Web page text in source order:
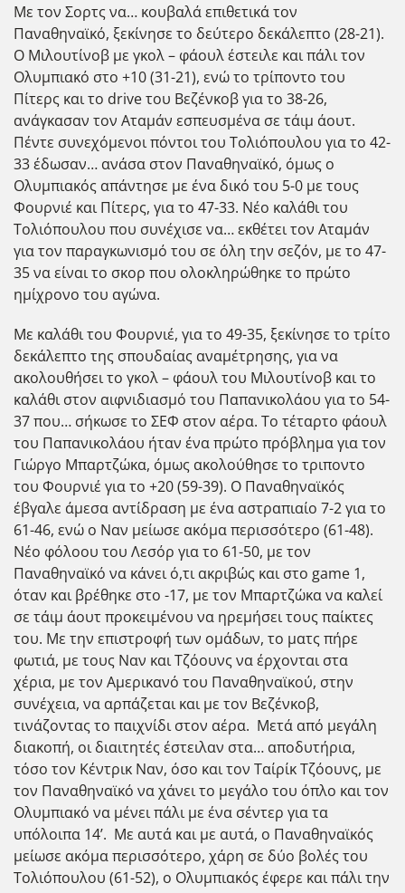
Με τον Σορτς να… κουβαλά επιθετικά τον
Παναθηναϊκό, ξεκίνησε το δεύτερο δεκάλεπτο (28-21).
Ο Μιλουτίνοβ με γκολ – φάουλ έστειλε και πάλι τον
Ολυμπιακό στο +10 (31-21), ενώ το τρίποντο του
Πίτερς και το drive του Βεζένκοβ για το 38-26,
ανάγκασαν τον Αταμάν εσπευσμένα σε τάιμ άουτ.
Πέντε συνεχόμενοι πόντοι του Τολιόπουλου για το 42-
33 έδωσαν… ανάσα στον Παναθηναϊκό, όμως ο
Ολυμπιακός απάντησε με ένα δικό του 5-0 με τους
Φουρνιέ και Πίτερς, για το 47-33. Νέο καλάθι του
Τολιόπουλου που συνέχισε να… εκθέτει τον Αταμάν
για τον παραγκωνισμό του σε όλη την σεζόν, με το 47-
35 να είναι το σκορ που ολοκληρώθηκε το πρώτο
ημίχρονο του αγώνα.
Με καλάθι του Φουρνιέ, για το 49-35, ξεκίνησε το τρίτο
δεκάλεπτο της σπουδαίας αναμέτρησης, για να
ακολουθήσει το γκολ – φάουλ του Μιλουτίνοβ και το
καλάθι στον αιφνιδιασμό του Παπανικολάου για το 54-
37 που… σήκωσε το ΣΕΦ στον αέρα. Το τέταρτο φάουλ
του Παπανικολάου ήταν ένα πρώτο πρόβλημα για τον
Γιώργο Μπαρτζώκα, όμως ακολούθησε το τριποντο
του Φουρνιέ για το +20 (59-39). Ο Παναθηναϊκός
έβγαλε άμεσα αντίδραση με ένα αστραπιαίο 7-2 για το
61-46, ενώ ο Ναν μείωσε ακόμα περισσότερο (61-48).
Νέο φόλοου του Λεσόρ για το 61-50, με τον
Παναθηναϊκό να κάνει ό,τι ακριβώς και στο game 1,
όταν και βρέθηκε στο -17, με τον Μπαρτζώκα να καλεί
σε τάιμ άουτ προκειμένου να ηρεμήσει τους παίκτες
του. Με την επιστροφή των ομάδων, το ματς πήρε
φωτιά, με τους Ναν και Τζόουνς να έρχονται στα
χέρια, με τον Αμερικανό του Παναθηναϊκού, στην
συνέχεια, να αρπάζεται και με τον Βεζένκοβ,
τινάζοντας το παιχνίδι στον αέρα. Μετά από μεγάλη
διακοπή, οι διαιτητές έστειλαν στα… αποδυτήρια,
τόσο τον Κέντρικ Ναν, όσο και τον Ταίρίκ Τζόουνς, με
τον Παναθηναϊκό να χάνει το μεγάλο του όπλο και τον
Ολυμπιακό να μένει πάλι με ένα σέντερ για τα
υπόλοιπα 14’. Με αυτά και με αυτά, ο Παναθηναϊκός
μείωσε ακόμα περισσότερο, χάρη σε δύο βολές του
Τολιόπουλου (61-52), ο Ολυμπιακός έφερε και πάλι την